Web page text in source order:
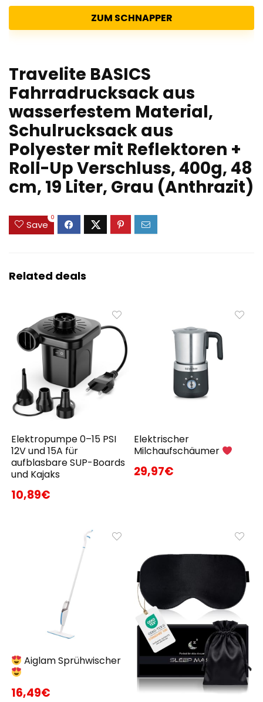
ZUM SCHNAPPER
Travelite BASICS
Fahrradrucksack aus
wasserfestem Material,
Schulrucksack aus
Polyester mit Reflektoren +
Roll-Up Verschluss, 400g, 48
cm, 19 Liter, Grau (Anthrazit)
Save
0
Related deals
Elektropumpe 0–15 PSI
12V und 15A für
aufblasbare SUP-Boards
und Kajaks
10,89€
Elektrischer
Milchaufschäumer
29,97€
Aiglam Sprühwischer
16,49€